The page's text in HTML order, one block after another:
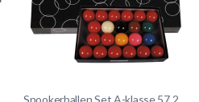
Snookerballen Set A-klasse 57,2